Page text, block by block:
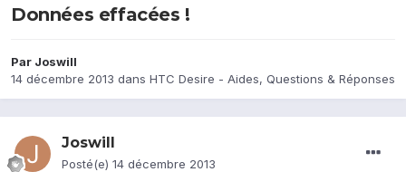
Données effacées !
Par Joswill
14 décembre 2013 dans HTC Desire - Aides, Questions & Réponses
Joswill
Posté(e) 14 décembre 2013